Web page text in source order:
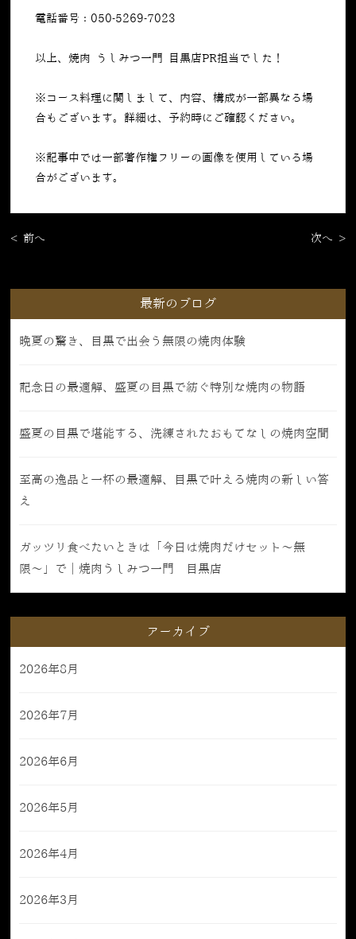
電話番号：050-5269-7023
以上、焼肉 うしみつ一門 目黒店PR担当でした！
※コース料理に関しまして、内容、構成が一部異なる場
合もございます。詳細は、予約時にご確認ください。
※記事中では一部著作権フリーの画像を使用している場
合がございます。
< 前へ 次へ >
最新のブログ
晩夏の驚き、目黒で出会う無限の焼肉体験
記念日の最適解、盛夏の目黒で紡ぐ特別な焼肉の物語
盛夏の目黒で堪能する、洗練されたおもてなしの焼肉空間
至高の逸品と一杯の最適解、目黒で叶える焼肉の新しい答
え
ガッツリ食べたいときは「今日は焼肉だけセット〜無
限〜」で｜焼肉うしみつ一門 目黒店
アーカイブ
2026年8月
2026年7月
2026年6月
2026年5月
2026年4月
2026年3月